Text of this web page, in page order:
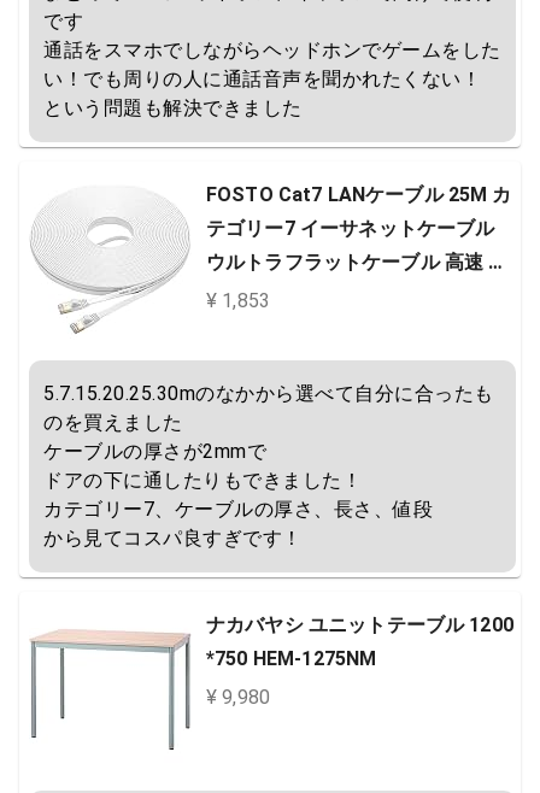
です
通話をスマホでしながらヘッドホンでゲームをした
い！でも周りの人に通話音声を聞かれたくない！
という問題も解決できました
FOSTO Cat7 LANケーブル 25M カ
テゴリー7 イーサネットケーブル
ウルトラフラットケーブル 高速 ST
P 金メッ 爪折れ防止 RJ45コネクタ
用 屋外用
¥ 1,853
5.7.15.20.25.30mのなかから選べて自分に合ったも
のを買えました
ケーブルの厚さが2mmで
ドアの下に通したりもできました！
カテゴリー7、ケーブルの厚さ、長さ、値段
から見てコスパ良すぎです！
ナカバヤシ ユニットテーブル 1200
*750 HEM-1275NM
¥ 9,980